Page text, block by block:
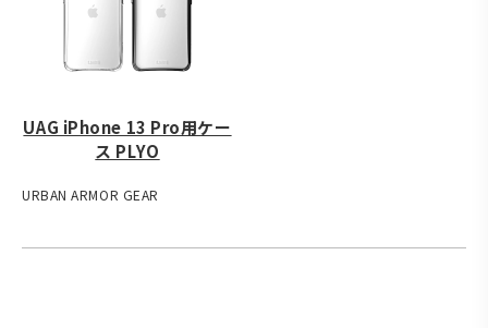
UAG iPhone 13 Pro用ケー
ス PLYO
URBAN ARMOR GEAR